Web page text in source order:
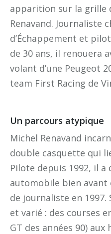
apparition sur la grille
Renavand. Journaliste
d’Échappement et
de 30 ans, il renouera
volant d’une Peugeot
team First Racing de
Un parcours atypique
Michel Renavand
double casquette qui
Pilote depuis 1992, il
automobile bien avant
de journaliste en
et varié : des courses
GT des années 90)